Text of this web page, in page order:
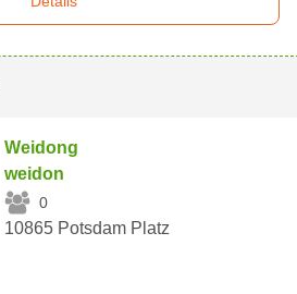
Weidong
weidon
0
10865 Potsdam Platz